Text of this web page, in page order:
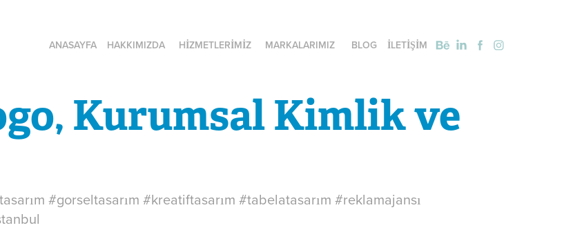
ANASAYFA HAKKIMIZDA HİZMETLERİMİZ MARKALARIMIZ BLOG İLETİŞİM
Kurumsal Kimlik ve
#gorseltasarım #kreatiftasarım #tabelatasarım #reklamajansı